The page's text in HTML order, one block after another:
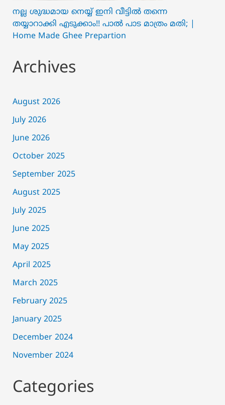
നല്ല ശുദ്ധമായ നെയ്യ് ഇനി വീട്ടിൽ തന്നെ
തയ്യാറാക്കി എടുക്കാം!! പാൽ പാട മാത്രം മതി; |
Home Made Ghee Prepartion
Archives
August 2026
July 2026
June 2026
October 2025
September 2025
August 2025
July 2025
June 2025
May 2025
April 2025
March 2025
February 2025
January 2025
December 2024
November 2024
Categories